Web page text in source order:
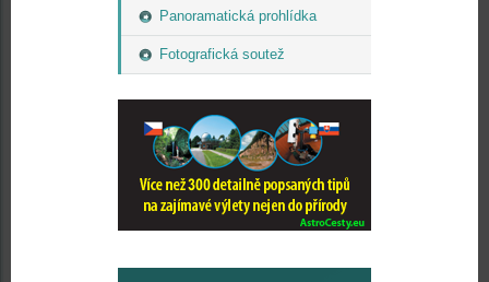
Panoramatická prohlídka
Fotografická soutež